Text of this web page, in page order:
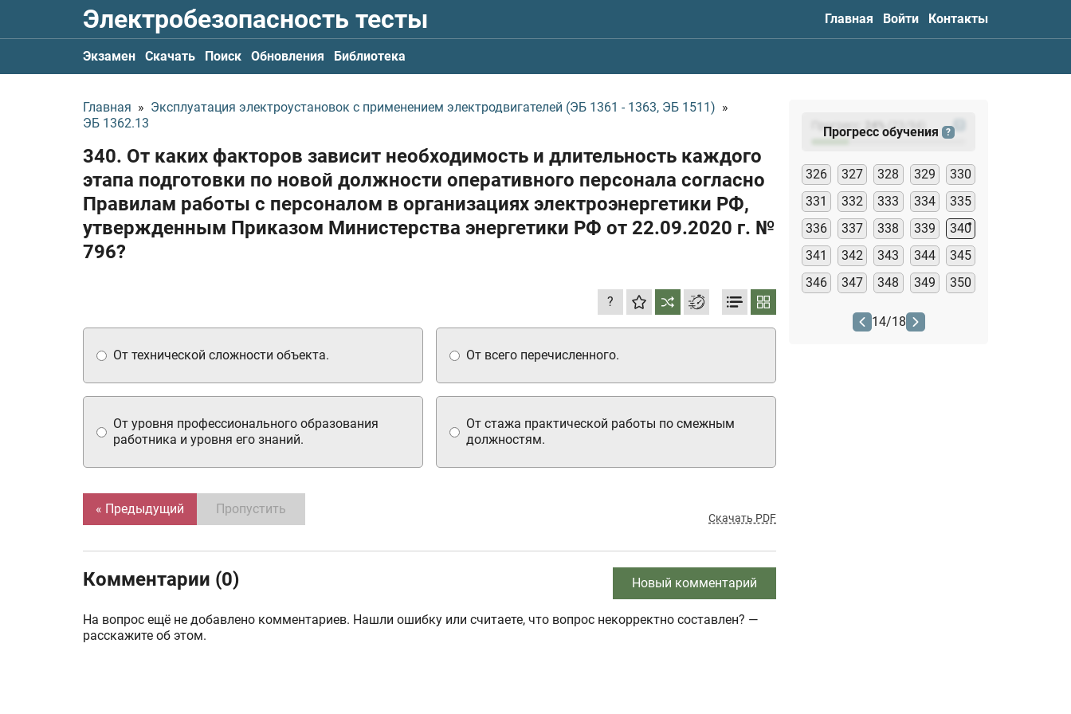
Электробезопасность тесты Главная Войти Контакты
Экзамен Скачать Поиск Обновления Библиотека
Главная » Эксплуатация электроустановок с применением электродвигателей (ЭБ 1361 - 1363, ЭБ 1511) »
ЭБ 1362.13
340. От каких факторов зависит необходимость и длительность каждого
этапа подготовки по новой должности оперативного персонала согласно
Правилам работы с персоналом в организациях электроэнергетики РФ,
утвержденным Приказом Министерства энергетики РФ от 22.09.2020 г. №
796?
?
От всего перечисленного.
От уровня профессионального образования
работника и уровня его знаний.
От стажа практической работы по смежным
должностям.
От технической сложности объекта.
« Предыдущий Пропустить
Скачать PDF
Комментарии (0) Новый комментарий
На вопрос ещё не добавлено комментариев. Нашли ошибку или считаете, что вопрос некорректно составлен? —
расскажите об этом.
Прогресс: (23
Прогресс обучения ?
326 327 328 329
330
331
332 333 334
335
336
337 338 339
340
341
342 343 344
345
346
347 348 349 350
14/18